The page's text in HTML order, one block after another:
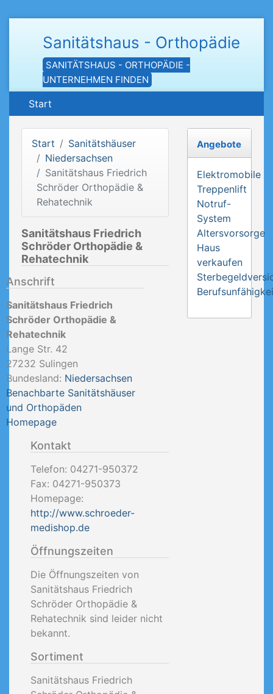
Sanitätshaus - Orthopädie
SANITÄTSHAUS - ORTHOPÄDIE -
UNTERNEHMEN FINDEN
Start
Start
Sanitätshäuser
Niedersachsen
Sanitätshaus Friedrich
Schröder Orthopädie &
Rehatechnik
Sanitätshaus Friedrich
Schröder Orthopädie &
Rehatechnik
Anschrift
Sanitätshaus Friedrich
Schröder Orthopädie &
Rehatechnik
Lange Str. 42
27232 Sulingen
Bundesland: Niedersachsen
Benachbarte Sanitätshäuser
und Orthopäden
Homepage
Kontakt
Telefon: 04271-950372
Fax: 04271-950373
Homepage:
http://www.schroeder-
medishop.de
Öffnungszeiten
Die Öffnungszeiten von
Sanitätshaus Friedrich
Schröder Orthopädie &
Rehatechnik sind leider nicht
bekannt.
Sortiment
Sanitätshaus Friedrich
Angebote
Elektromobile
Treppenlift
Notruf-
System
Altersvorsorge
Haus
verkaufen